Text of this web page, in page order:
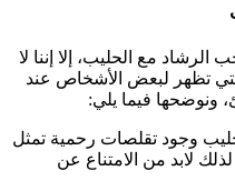
الرشاد مع الحليب، إلا إننا لا
تظهر لبعض الأشخاص عند
ونوضحها فيما يلي:
وجود تقلصات رحمية تمثل
لابد من الامتناع عن